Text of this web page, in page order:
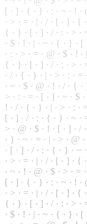
[ · ] · { · } · : · ~ · ! ·
· > · = · | · / · [ · ] · {
{ · } · [ · ] · / · : · >
· $ · ! · | · ~ · { · } · [
· : · > · = · @ · $ · ! ·
{ · } · [ · ] · / · : · > ·
· / · { · } · | · > · : · =
· ~ · $ · @ · ! · / · { ·
> · : · = · [ · ] · ~ · $
! · / · { · } · | · > · : ·
[ · ] · / · : · { · } · ~ ·
> · @ · $ · ! · [ · ] · /
· } · ~ · = · | · > · @
· [ · ] · / · : · { · } · ~
· > · = · | · / · [ · ] · {
· ~ · ! · @ · $ · > · =
[ · ] · { · } · : · ~ · ! ·
· > · = · | · / · [ · ] · {
{ · } · [ · ] · / · : · > ·
· $ · ! · | · ~ · { · } · [